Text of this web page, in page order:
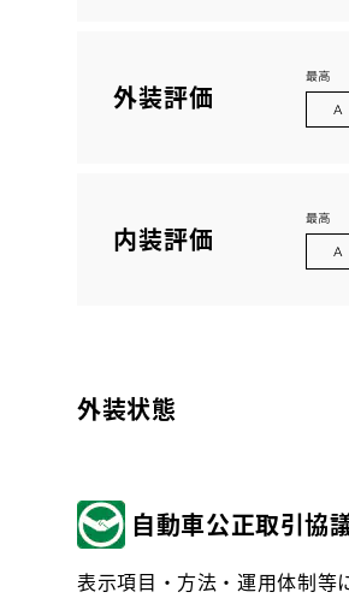
外装評価
内装評価
外装状態
自動車公正取引協
表示項目・方法・運用体制等